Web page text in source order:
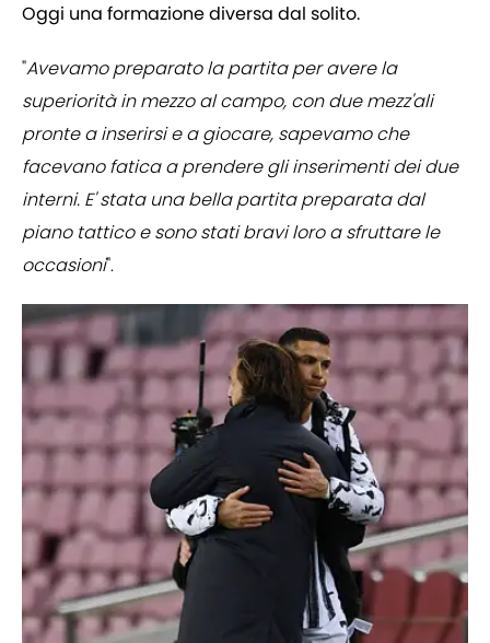
Oggi una formazione diversa dal solito.
"Avevamo preparato la partita per avere la
superiorità in mezzo al campo, con due mezz'ali
pronte a inserirsi e a giocare, sapevamo che
facevano fatica a prendere gli inserimenti dei due
interni. E' stata una bella partita preparata dal
piano tattico e sono stati bravi loro a sfruttare le
occasioni".